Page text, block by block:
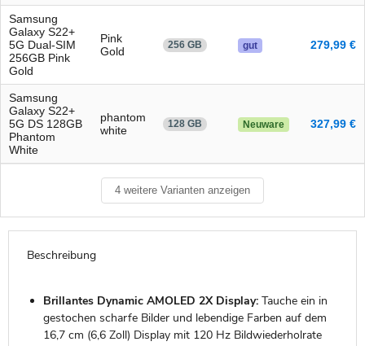
Samsung
Galaxy S22+
5G Dual-SIM
256GB Pink
Gold
Pink
Gold
256 GB gut 279,99 €
Samsung
Galaxy S22+
5G DS 128GB
Phantom
White
phantom
white
128 GB Neuware 327,99 €
4 weitere Varianten anzeigen
Beschreibung
Brillantes Dynamic AMOLED 2X Display:Tauche ein in
gestochen scharfe Bilder und lebendige Farben auf dem
16,7 cm (6,6 Zoll) Display mit 120 Hz Bildwiederholrate